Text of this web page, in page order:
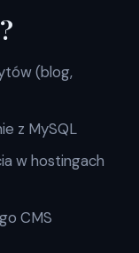
(blog,
z MySQL
w hostingach
CMS